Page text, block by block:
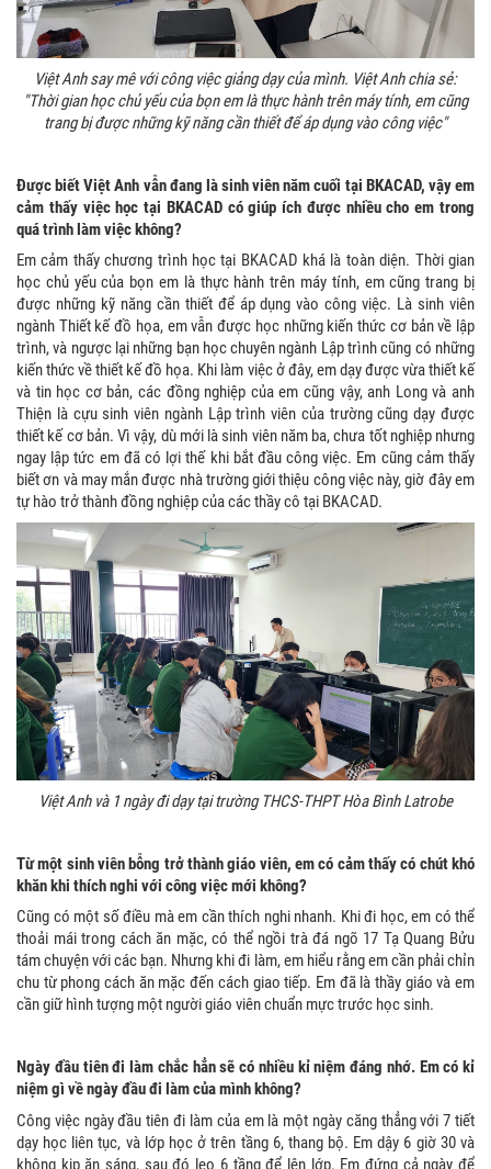
Việt Anh say mê với công việc giảng dạy của mình. Việt Anh chia sẻ:
"Thời gian học chủ yếu của bọn em là thực hành trên máy tính, em cũng
trang bị được những kỹ năng cần thiết để áp dụng vào công việc"
Được biết Việt Anh vẫn đang là sinh viên năm cuối tại BKACAD, vậy em
cảm thấy việc học tại BKACAD có giúp ích được nhiều cho em trong
quá trình làm việc không?
Em cảm thấy chương trình học tại BKACAD khá là toàn diện. Thời gian
học chủ yếu của bọn em là thực hành trên máy tính, em cũng trang bị
được những kỹ năng cần thiết để áp dụng vào công việc. Là sinh viên
ngành Thiết kế đồ họa, em vẫn được học những kiến thức cơ bản về lập
trình, và ngược lại những bạn học chuyên ngành Lập trình cũng có những
kiến thức về thiết kế đồ họa. Khi làm việc ở đây, em dạy được vừa thiết kế
và tin học cơ bản, các đồng nghiệp của em cũng vậy, anh Long và anh
Thiện là cựu sinh viên ngành Lập trình viên của trường cũng dạy được
thiết kế cơ bản. Vì vậy, dù mới là sinh viên năm ba, chưa tốt nghiệp nhưng
ngay lập tức em đã có lợi thế khi bắt đầu công việc. Em cũng cảm thấy
biết ơn và may mắn được nhà trường giới thiệu công việc này, giờ đây em
tự hào trở thành đồng nghiệp của các thầy cô tại BKACAD.
Việt Anh và 1 ngày đi dạy tại trường THCS-THPT Hòa Bình Latrobe
Từ một sinh viên bỗng trở thành giáo viên, em có cảm thấy có chút khó
khăn khi thích nghi với công việc mới không?
Cũng có một số điều mà em cần thích nghi nhanh. Khi đi học, em có thể
thoải mái trong cách ăn mặc, có thể ngồi trà đá ngõ 17 Tạ Quang Bửu
tám chuyện với các bạn. Nhưng khi đi làm, em hiểu rằng em cần phải chỉn
chu từ phong cách ăn mặc đến cách giao tiếp. Em đã là thầy giáo và em
cần giữ hình tượng một người giáo viên chuẩn mực trước học sinh.
Ngày đầu tiên đi làm chắc hẳn sẽ có nhiều kỉ niệm đáng nhớ. Em có kỉ
niệm gì về ngày đầu đi làm của mình không?
Công việc ngày đầu tiên đi làm của em là một ngày căng thẳng với 7 tiết
dạy học liên tục, và lớp học ở trên tầng 6, thang bộ. Em dậy 6 giờ 30 và
không kịp ăn sáng, sau đó leo 6 tầng để lên lớp. Em đứng cả ngày để